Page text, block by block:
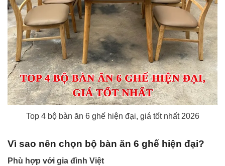
Top 4 bộ bàn ăn 6 ghế hiện đại, giá tốt nhất 2026
Vì sao nên chọn bộ bàn ăn 6 ghế hiện đại?
Phù hợp với gia đình Việt